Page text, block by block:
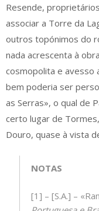
Resende,
associar a Torre da
outros topónimos do
nada acrescenta à
cosmopolita e avesso
bem poderia ser
as Serras», o qual de
certo lugar de
Douro, quase à vista
NOTAS
[1] – [S.A.] –